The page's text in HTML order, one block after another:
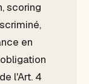
scoring
en
de l'Art. 4